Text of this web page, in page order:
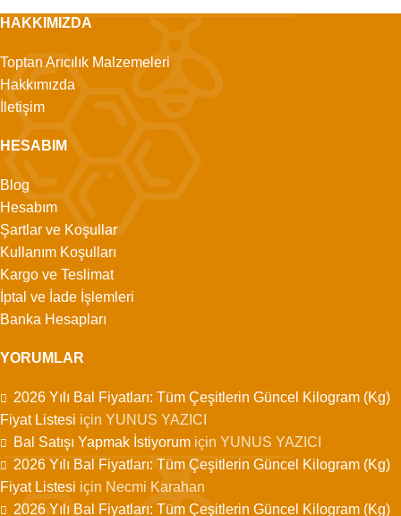
HAKKIMIZDA
Toptan Arıcılık Malzemeleri
Hakkımızda
İletişim
HESABIM
Blog
Hesabım
Şartlar ve Koşullar
Kullanım Koşulları
Kargo ve Teslimat
İptal ve İade İşlemleri
Banka Hesapları
YORUMLAR
2026 Yılı Bal Fiyatları: Tüm Çeşitlerin Güncel Kilogram (Kg)
Fiyat Listesi için YUNUS YAZICI
Bal Satışı Yapmak İstiyorum için YUNUS YAZICI
2026 Yılı Bal Fiyatları: Tüm Çeşitlerin Güncel Kilogram (Kg)
Fiyat Listesi için Necmi Karahan
2026 Yılı Bal Fiyatları: Tüm Çeşitlerin Güncel Kilogram (Kg)